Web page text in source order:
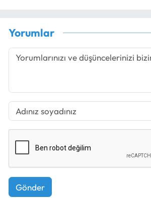
Yorumlar
Gönder